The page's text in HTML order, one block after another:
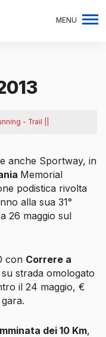
MENU
- Trail ||
anche Sportway, in
Memorial
podistica rivolta
alla sua 31°
26 maggio sul
con Correre a
strada omologato
il 24 maggio, €
dei 10 Km,